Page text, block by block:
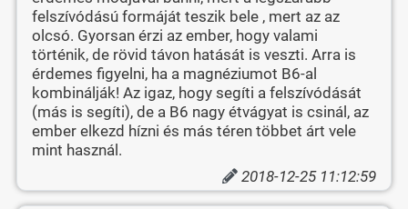
felszívódású formáját teszik bele , mert az az
olcsó. Gyorsan érzi az ember, hogy valami
történik, de rövid távon hatását is veszti. Arra is
érdemes figyelni, ha a magnéziumot B6-al
kombinálják! Az igaz, hogy segíti a felszívódását
(más is segíti), de a B6 nagy étvágyat is csinál, az
ember elkezd hízni és más téren többet árt vele
mint használ.
2018-12-25 11:12:59